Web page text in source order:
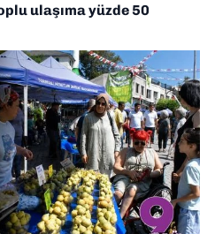
ulaşıma yüzde 50